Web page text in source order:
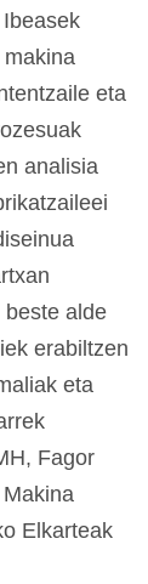
eta
analisia
alde
erabiltzen
eta
Fagor
Elkarteak